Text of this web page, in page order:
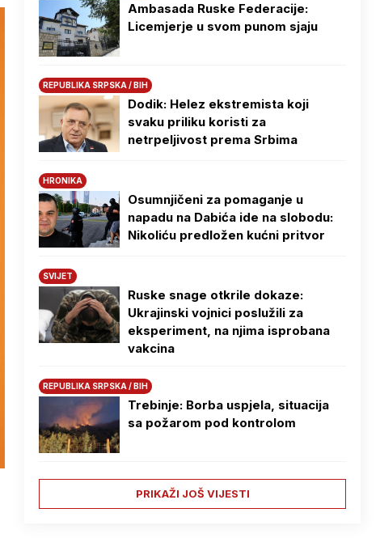
Ambasada Ruske Federacije:
Licemjerje u svom punom sjaju
REPUBLIKA SRPSKA / BIH
Dodik: Helez ekstremista koji
svaku priliku koristi za
netrpeljivost prema Srbima
HRONIKA
Osumnjičeni za pomaganje u
napadu na Dabića ide na slobodu:
Nikoliću predložen kućni pritvor
SVIJET
Ruske snage otkrile dokaze:
Ukrajinski vojnici poslužili za
eksperiment, na njima isprobana
vakcina
REPUBLIKA SRPSKA / BIH
Trebinje: Borba uspjela, situacija
sa požarom pod kontrolom
PRIKAŽI JOŠ VIJESTI